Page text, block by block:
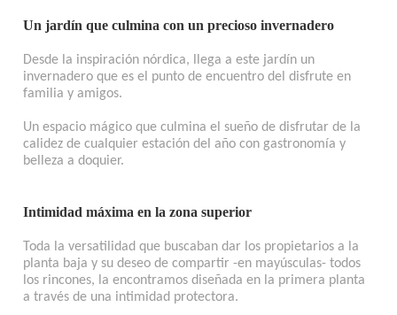
Un jardín que culmina con un precioso invernadero
Desde la inspiración nórdica, llega a este jardín un
invernadero que es el punto de encuentro del disfrute en
familia y amigos.
Un espacio mágico que culmina el sueño de disfrutar de la
calidez de cualquier estación del año con gastronomía y
belleza a doquier.
Intimidad máxima en la zona superior
Toda la versatilidad que buscaban dar los propietarios a la
planta baja y su deseo de compartir -en mayúsculas- todos
los rincones, la encontramos diseñada en la primera planta
a través de una intimidad protectora.